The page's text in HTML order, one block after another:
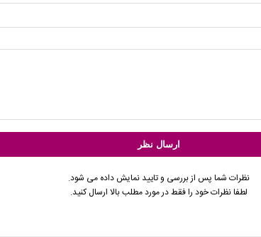
نظرات شما پس از بررسی و تایید نمایش داده می شود.
لطفا نظرات خود را فقط در مورد مطلب بالا ارسال کنید.